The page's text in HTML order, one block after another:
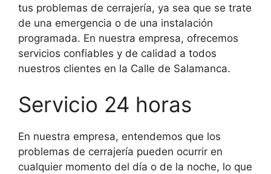
tus problemas de cerrajería, ya sea que se trate
de una emergencia o de una instalación
programada. En nuestra empresa, ofrecemos
servicios confiables y de calidad a todos
nuestros clientes en la Calle de Salamanca.
Servicio 24 horas
En nuestra empresa, entendemos que los
problemas de cerrajería pueden ocurrir en
cualquier momento del día o de la noche, lo que